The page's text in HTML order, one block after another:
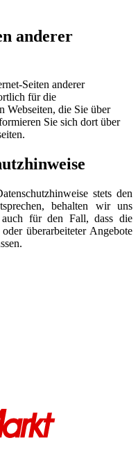
anderer
Seiten anderer
für die
Webseiten, die Sie über
Sie sich dort über
stets den
behalten wir uns
für den Fall, dass die
überarbeiteter Angebote